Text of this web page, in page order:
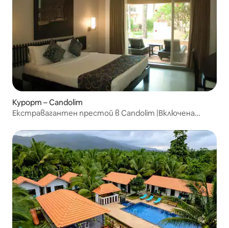
Курорт – Candolim
Екстравагантен престой в Candolim |Включена